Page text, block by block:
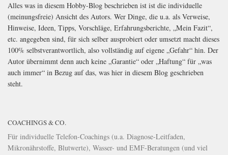
Alles was in diesem Hobby-Blog beschrieben ist ist die individuelle
(meinungsfreie) Ansicht des Autors. Wer Dinge, die u.a. als Verweise,
Hinweise, Ideen, Tipps, Vorschläge, Erfahrungsberichte, „Mein Fazit“,
etc. angegeben sind, für sich selber ausprobiert oder umsetzt macht dieses
100% selbstverantwortlich, also vollständig auf eigene „Gefahr“ hin. Der
Autor übernimmt denn auch keine „Garantie“ oder „Haftung“ für „was
auch immer“ in Bezug auf das, was hier in diesem Blog geschrieben
steht.
COACHINGS & CO.
Für individuelle Telefon-Coachings (u.a. Diagnose-Leitfaden,
Mikronährstoffe, Blutwerte), Wasser- und EMF-Beratungen (und viel